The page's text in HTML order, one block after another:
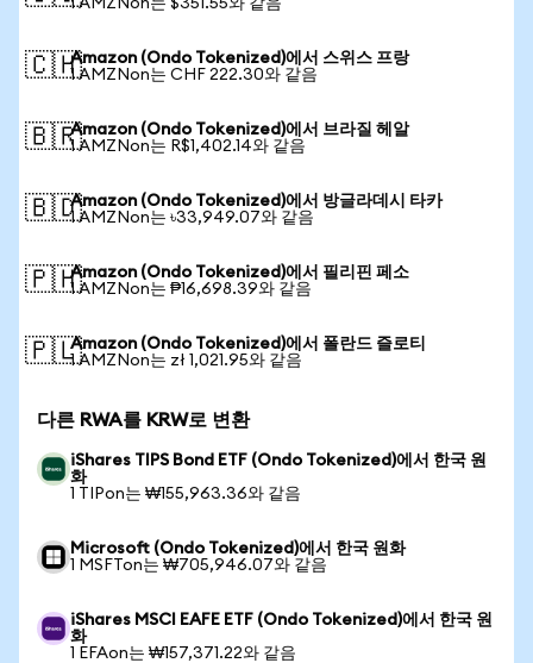
1 AMZNon는 $351.55와 같음
🇨🇭Amazon (Ondo Tokenized)에서 스위스 프랑
1 AMZNon는 CHF 222.30와 같음
🇧🇷Amazon (Ondo Tokenized)에서 브라질 헤알
1 AMZNon는 R$1,402.14와 같음
🇧🇩Amazon (Ondo Tokenized)에서 방글라데시 타카
1 AMZNon는 ৳33,949.07와 같음
🇵🇭Amazon (Ondo Tokenized)에서 필리핀 페소
1 AMZNon는 ₱16,698.39와 같음
🇵🇱Amazon (Ondo Tokenized)에서 폴란드 즐로티
1 AMZNon는 zł 1,021.95와 같음
다른 RWA를 KRW로 변환
iShares TIPS Bond ETF (Ondo Tokenized)에서 한국 원
화
1 TIPon는 ₩155,963.36와 같음
Microsoft (Ondo Tokenized)에서 한국 원화
1 MSFTon는 ₩705,946.07와 같음
iShares MSCI EAFE ETF (Ondo Tokenized)에서 한국 원
화
1 EFAon는 ₩157,371.22와 같음